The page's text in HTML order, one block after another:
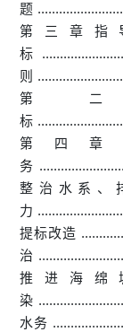
题
第三章指
标
则
第
标
第四章
务
整治水系、
力
提标改造
治
推进海绵
染
水务